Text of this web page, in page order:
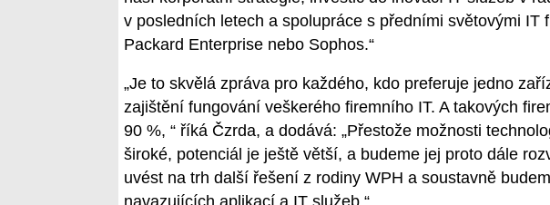
v posledních letech a spolupráce s předními světovými IT
Packard Enterprise nebo Sophos.“
„Je to skvělá zpráva pro každého, kdo preferuje jedno
zajištění fungování veškerého firemního IT. A takových
90 %, “ říká Čzrda, a dodává: „Přestože možnosti
široké, potenciál je ještě větší, a budeme jej proto dále
uvést na trh další řešení z rodiny WPH a soustavně